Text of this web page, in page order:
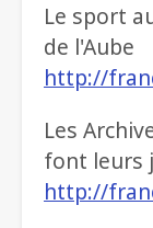
Le sport
de l'Aube
http://
Les
font leurs
http://